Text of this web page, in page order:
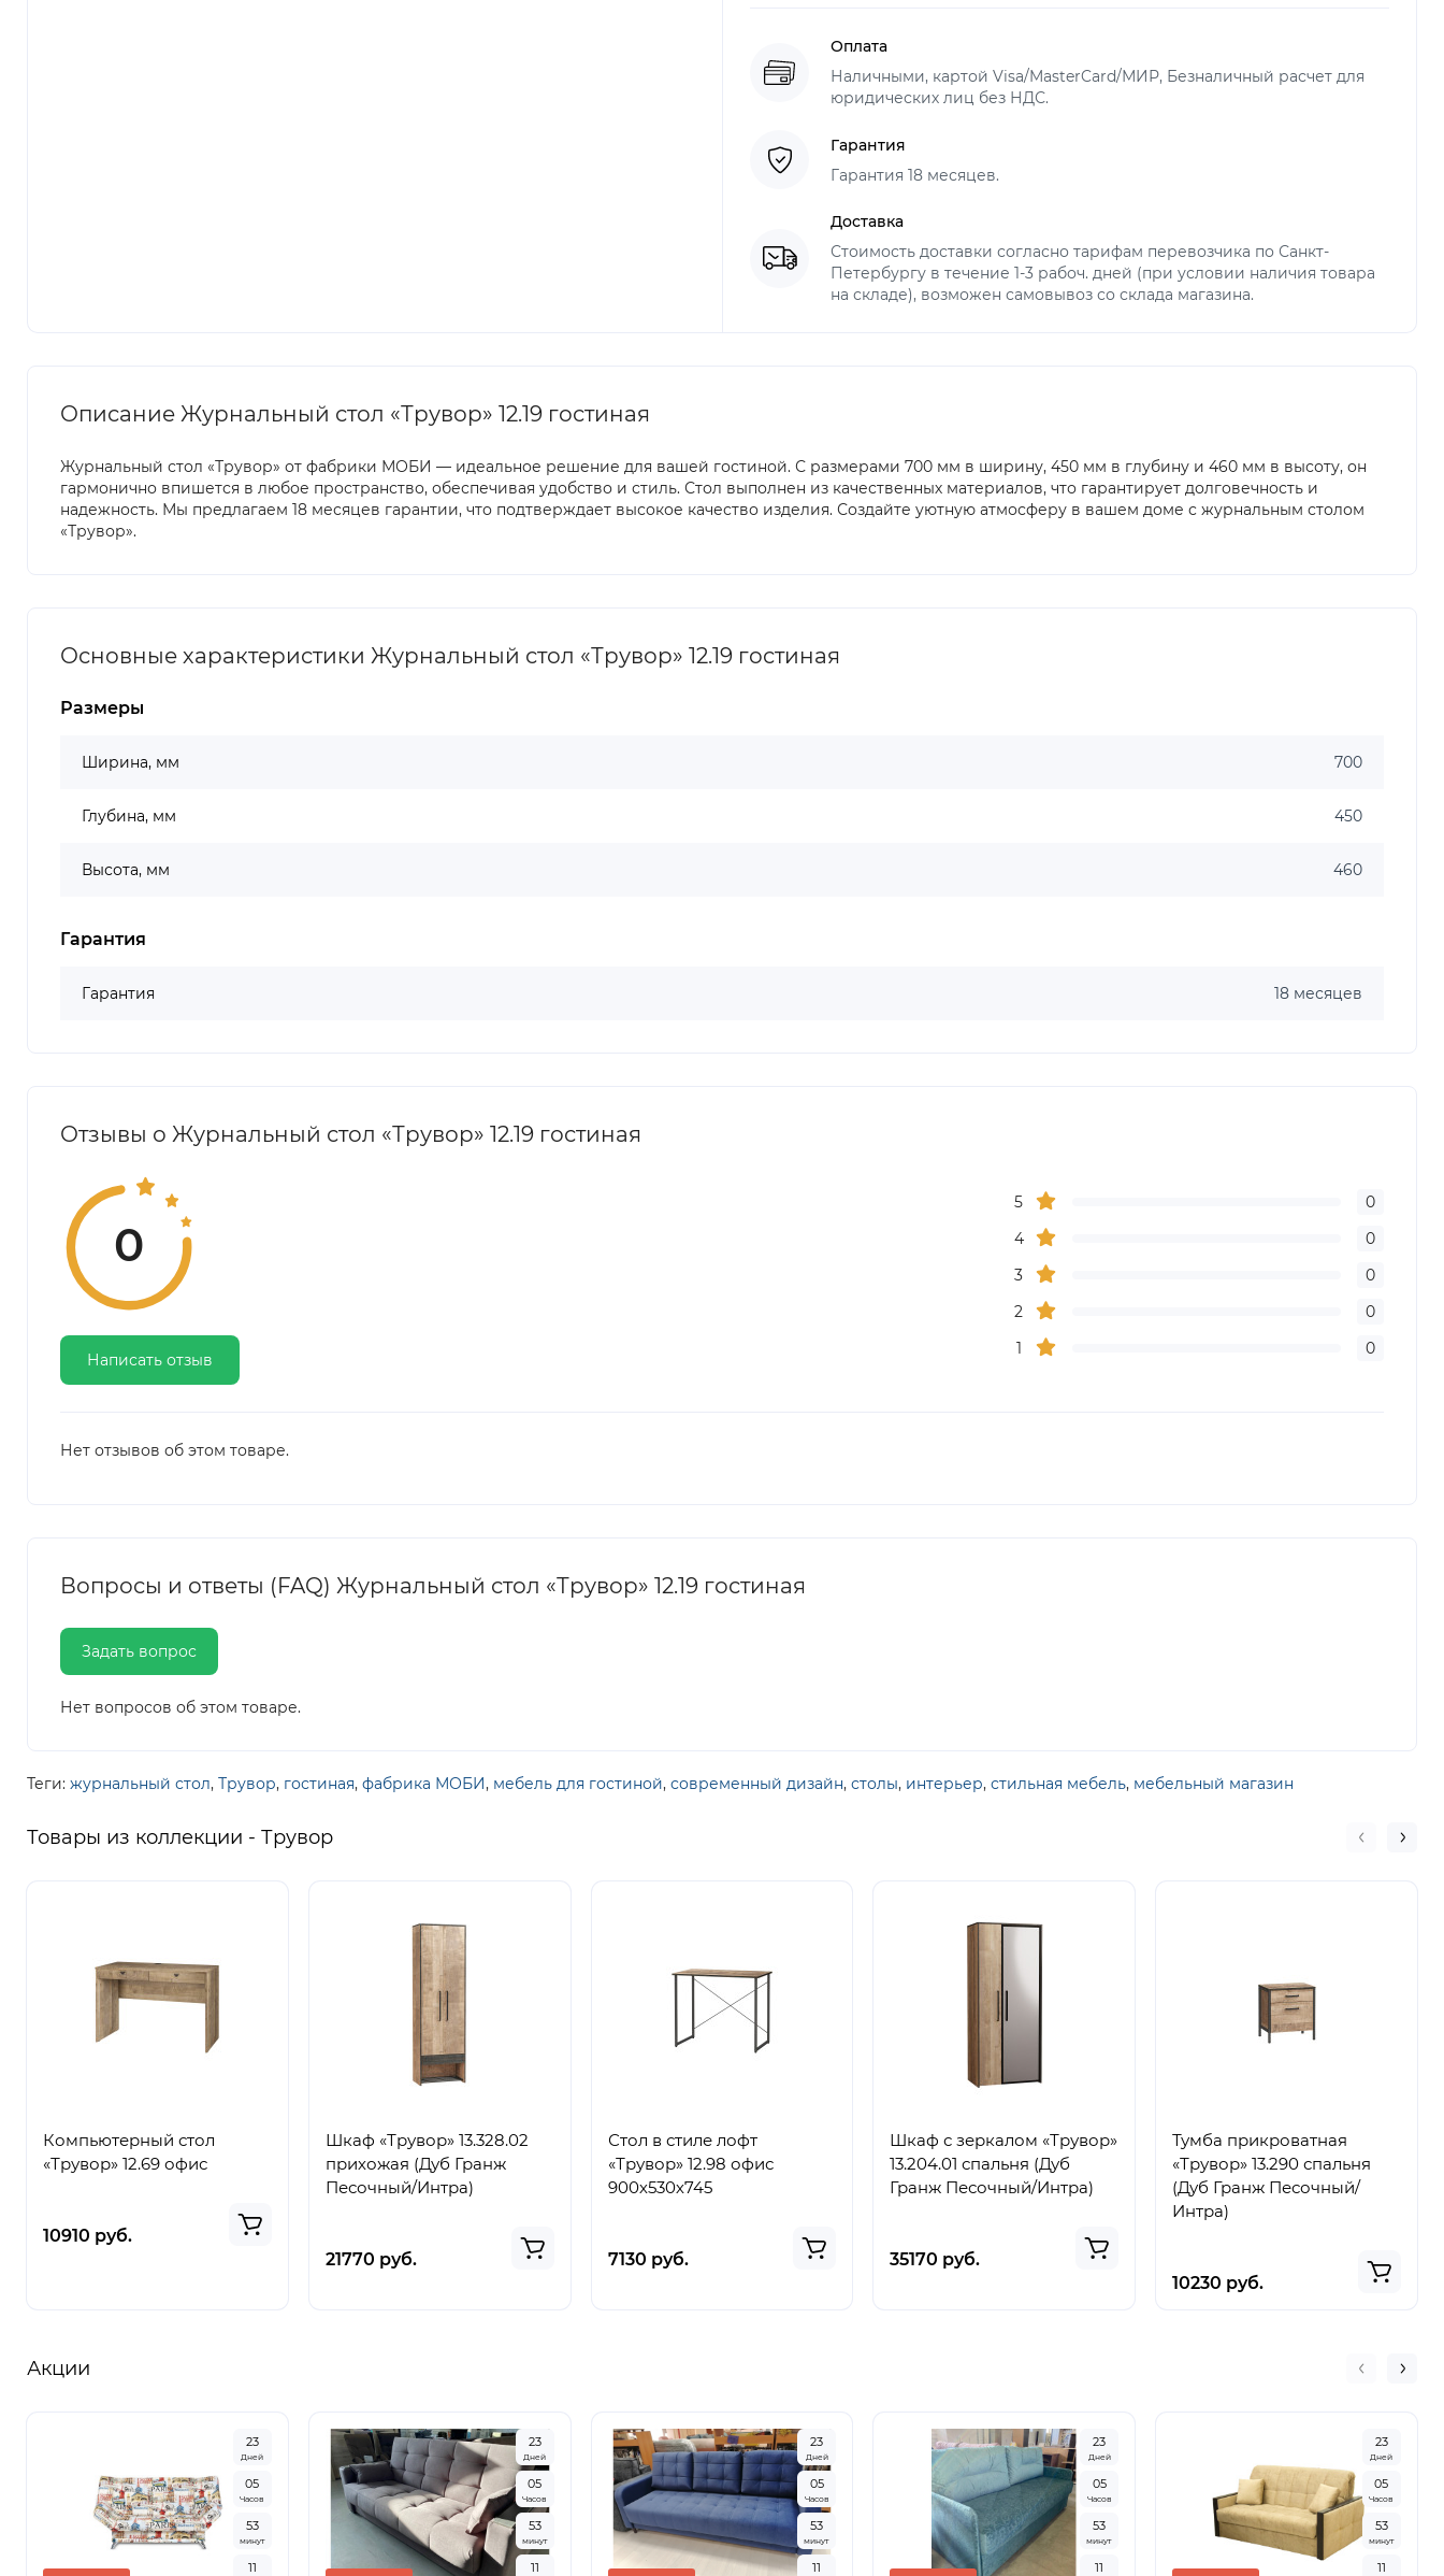
Оплата
Наличными, картой Visa/MasterCard/МИР, Безналичный расчет для
юридических лиц без НДС.
Гарантия
Гарантия 18 месяцев.
Доставка
Стоимость доставки согласно тарифам перевозчика по Санкт-
Петербургу в течение 1-3 рабоч. дней (при условии наличия товара
на складе), возможен самовывоз со склада магазина.
Описание Журнальный стол «Трувор» 12.19 гостиная
Журнальный стол «Трувор» от фабрики МОБИ — идеальное решение для вашей гостиной. С размерами 700 мм в ширину, 450 мм в глубину и 460 мм в высоту, он
гармонично впишется в любое пространство, обеспечивая удобство и стиль. Стол выполнен из качественных материалов, что гарантирует долговечность и
надежность. Мы предлагаем 18 месяцев гарантии, что подтверждает высокое качество изделия. Создайте уютную атмосферу в вашем доме с журнальным столом
«Трувор».
Основные характеристики Журнальный стол «Трувор» 12.19 гостиная
Размеры
Ширина, мм 700
Глубина, мм 450
Высота, мм 460
Гарантия
Гарантия 18 месяцев
Отзывы о Журнальный стол «Трувор» 12.19 гостиная
0
Написать отзыв
5
0
4
0
3
0
2
0
1
0
Нет отзывов об этом товаре.
Вопросы и ответы (FAQ) Журнальный стол «Трувор» 12.19 гостиная
Задать вопрос
Нет вопросов об этом товаре.
Теги: журнальный стол, Трувор, гостиная, фабрика МОБИ, мебель для гостиной, современный дизайн, столы, интерьер, стильная мебель, мебельный магазин
Товары из коллекции - Трувор
Компьютерный стол
«Трувор» 12.69 офис
10910 руб.
Шкаф «Трувор» 13.328.02
прихожая (Дуб Гранж
Песочный/Интра)
21770 руб.
Стол в стиле лофт
«Трувор» 12.98 офис
900х530х745
7130 руб.
Шкаф с зеркалом «Трувор»
13.204.01 спальня (Дуб
Гранж Песочный/Интра)
35170 руб.
Тумба прикроватная
«Трувор» 13.290 спальня
(Дуб Гранж Песочный/
Интра)
10230 руб.
Акции
23
Дней
05
Часов
53
минут
10
23
Дней
05
Часов
53
минут
10
23
Дней
05
Часов
53
минут
10
23
Дней
05
Часов
53
минут
10
23
Дней
05
Часов
53
минут
10